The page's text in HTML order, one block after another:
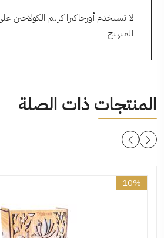
لا تستخدم أورجاكيرا كريم الكولاجين
المتهيج
المنتجات ذات الصلة
10%